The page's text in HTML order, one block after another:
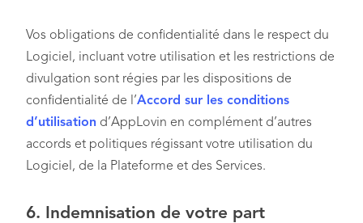
Vos obligations de confidentialité dans le respect du
Logiciel, incluant votre utilisation et les restrictions de
divulgation sont régies par les dispositions de
confidentialité de l’Accord sur les conditions
d’utilisation d’AppLovin en complément d’autres
accords et politiques régissant votre utilisation du
Logiciel, de la Plateforme et des Services.
6. Indemnisation de votre part